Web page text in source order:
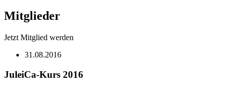
Mitglieder
Jetzt Mitglied werden
31.08.2016
JuleiCa-Kurs 2016